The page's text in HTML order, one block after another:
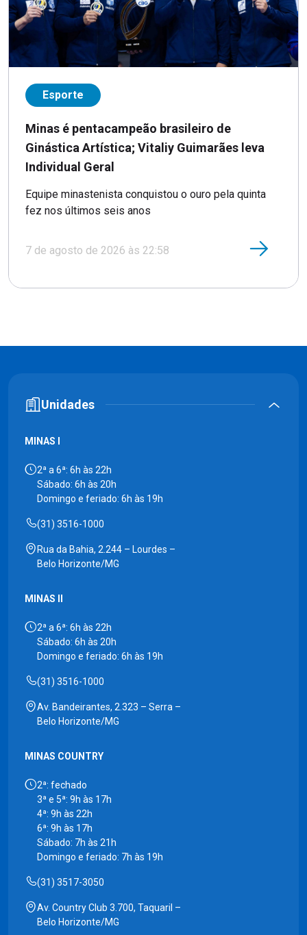
Esporte
Minas é pentacampeão brasileiro de
Ginástica Artística; Vitaliy Guimarães leva
Individual Geral
Equipe minastenista conquistou o ouro pela quinta
fez nos últimos seis anos
7 de agosto de 2026 às 22:58
Unidades
MINAS I
2ª a 6ª: 6h às 22h
Sábado: 6h às 20h
Domingo e feriado: 6h às 19h
(31) 3516-1000
Rua da Bahia, 2.244 – Lourdes –
Belo Horizonte/MG
MINAS II
2ª a 6ª: 6h às 22h
Sábado: 6h às 20h
Domingo e feriado: 6h às 19h
(31) 3516-1000
Av. Bandeirantes, 2.323 – Serra –
Belo Horizonte/MG
MINAS COUNTRY
2ª: fechado
3ª e 5ª: 9h às 17h
4ª: 9h às 22h
6ª: 9h às 17h
Sábado: 7h às 21h
Domingo e feriado: 7h às 19h
(31) 3517-3050
Av. Country Club 3.700, Taquaril –
Belo Horizonte/MG